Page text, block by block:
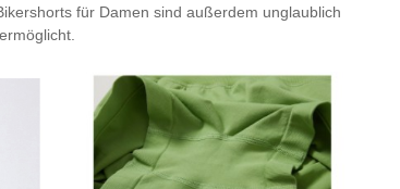
für Damen sind außerdem unglaublich